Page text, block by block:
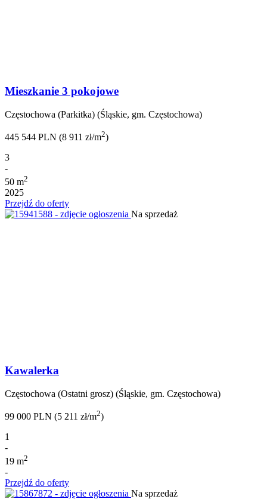
Mieszkanie 3 pokojowe
Częstochowa (Parkitka) (Śląskie, gm. Częstochowa)
445 544 PLN (8 911 zł/m2)
3
-
50 m2
2025
Przejdź do oferty
Na sprzedaż
Kawalerka
Częstochowa (Ostatni grosz) (Śląskie, gm. Częstochowa)
99 000 PLN (5 211 zł/m2)
1
-
19 m2
-
Przejdź do oferty
Na sprzedaż